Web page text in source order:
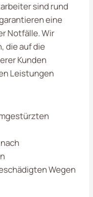
sind rund
eine
Notfälle. Wir
die auf die
Kunden
Leistungen
Wegen